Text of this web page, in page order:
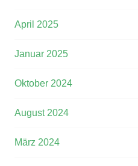
April 2025
Januar 2025
Oktober 2024
August 2024
März 2024